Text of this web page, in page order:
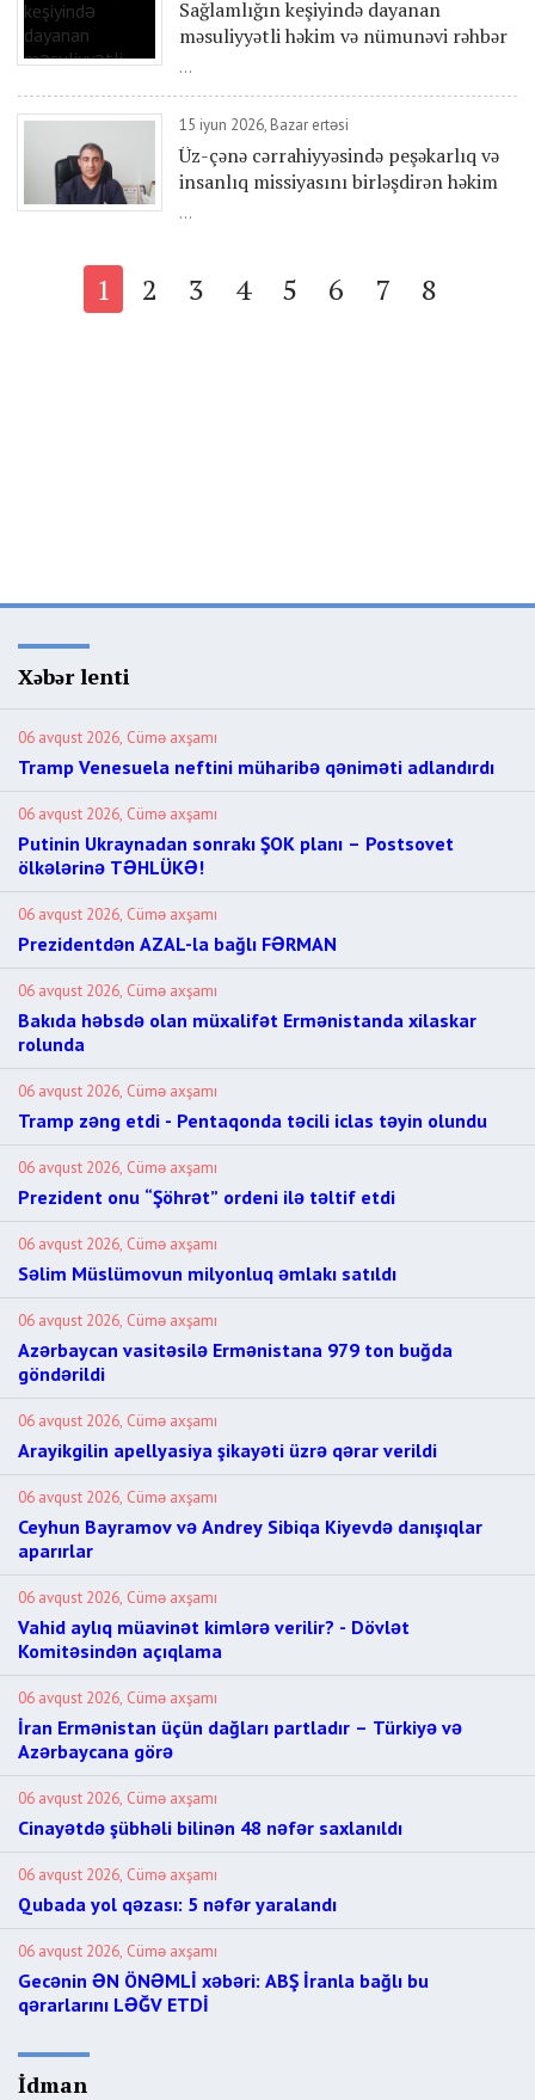
Sağlamlığın keşiyində dayanan
məsuliyyətli həkim və nümunəvi rəhbər
...
15 iyun 2026, Bazar ertəsi
Üz-çənə cərrahiyyəsində peşəkarlıq və
insanlıq missiyasını birləşdirən həkim
...
1 2 3 4 5 6 7 8
Xəbər lenti
06 avqust 2026, Cümə axşamı
Tramp Venesuela neftini müharibə qəniməti adlandırdı
06 avqust 2026, Cümə axşamı
Putinin Ukraynadan sonrakı ŞOK planı – Postsovet
ölkələrinə TƏHLÜKƏ!
06 avqust 2026, Cümə axşamı
Prezidentdən AZAL-la bağlı FƏRMAN
06 avqust 2026, Cümə axşamı
Bakıda həbsdə olan müxalifət Ermənistanda xilaskar
rolunda
06 avqust 2026, Cümə axşamı
Tramp zəng etdi - Pentaqonda təcili iclas təyin olundu
06 avqust 2026, Cümə axşamı
Prezident onu “Şöhrət” ordeni ilə təltif etdi
06 avqust 2026, Cümə axşamı
Səlim Müslümovun milyonluq əmlakı satıldı
06 avqust 2026, Cümə axşamı
Azərbaycan vasitəsilə Ermənistana 979 ton buğda
göndərildi
06 avqust 2026, Cümə axşamı
Arayikgilin apellyasiya şikayəti üzrə qərar verildi
06 avqust 2026, Cümə axşamı
Ceyhun Bayramov və Andrey Sibiqa Kiyevdə danışıqlar
aparırlar
06 avqust 2026, Cümə axşamı
Vahid aylıq müavinət kimlərə verilir? - Dövlət
Komitəsindən açıqlama
06 avqust 2026, Cümə axşamı
İran Ermənistan üçün dağları partladır – Türkiyə və
Azərbaycana görə
06 avqust 2026, Cümə axşamı
Cinayətdə şübhəli bilinən 48 nəfər saxlanıldı
06 avqust 2026, Cümə axşamı
Qubada yol qəzası: 5 nəfər yaralandı
06 avqust 2026, Cümə axşamı
Gecənin ƏN ÖNƏMLİ xəbəri: ABŞ İranla bağlı bu
qərarlarını LƏĞV ETDİ
İdman